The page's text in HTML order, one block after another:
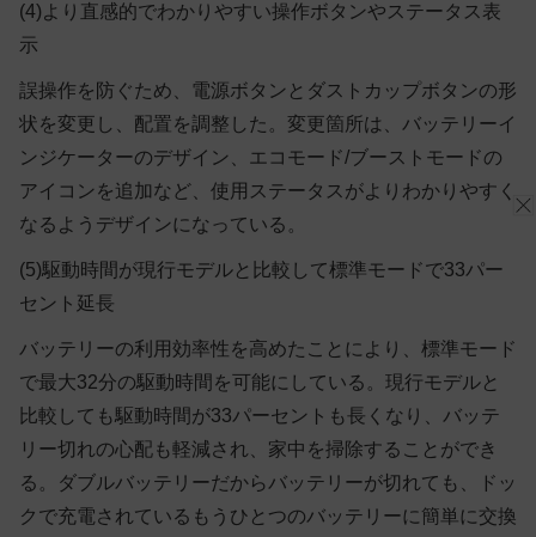
(4)より直感的でわかりやすい操作ボタンやステータス表
示
誤操作を防ぐため、電源ボタンとダストカップボタンの形
状を変更し、配置を調整した。変更箇所は、バッテリーイ
ンジケーターのデザイン、エコモード/ブーストモードの
アイコンを追加など、使用ステータスがよりわかりやすく
なるようデザインになっている。
(5)駆動時間が現行モデルと比較して標準モードで33パー
セント延長
バッテリーの利用効率性を高めたことにより、標準モード
で最大32分の駆動時間を可能にしている。現行モデルと
比較しても駆動時間が33パーセントも長くなり、バッテ
リー切れの心配も軽減され、家中を掃除することができ
る。ダブルバッテリーだからバッテリーが切れても、ドッ
クで充電されているもうひとつのバッテリーに簡単に交換